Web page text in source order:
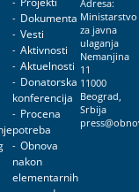
Dokumenta
Vesti
Aktivnosti
Aktuelnosti
Donatorska
konferencija
Procena
potreba
Obnova
nakon
elementarnih
Adresa:
Ministarstvo
za javna
ulaganja
Nemanjina
11
11000
Beograd,
Srbija